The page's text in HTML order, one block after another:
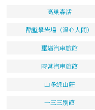
高巢森活
酷壁攀岩場（溫心人間）
璽邁汽車旅館
時常汽車旅館
山多綠山莊
一三三別館